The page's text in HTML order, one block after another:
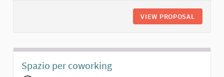
VIEW PROPOSAL
Spazio per coworking